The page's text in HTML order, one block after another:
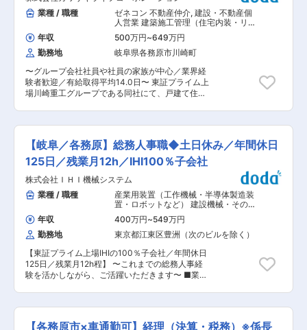
■当社について： 各務原市・美濃加茂市・可児
市・尾張地区を中心に、不動産売買仲介業、現在
は土地分譲をメインに営業展開をしております。
「まずやってみる！」をスローガンに地域密着営
業を展開していき、地域の皆様に必要とされる
「LIXIL不動産ショップ」を目指し日々邁進してい
ます。今後は、不動産を中心に、リフォームや仲
介を広げていきたいと考えており、将来的にはよ
り広い地域のお客様のニーズにお答えするため、
うな仕様が適切か」を判断・提案していただきま
す。 ■働く魅力・やりがい ・幅広い業界から常
に新しい相談があり、毎回異なるテーマの自動化
案件に挑戦できます！ ・自社で設計〜製作まで完
結できるため、自分の提案が実際の装置として形
になるプロセスを間近で見られます。 ・営業未経
験からでも、技術のわかる営業として顧客・社内
双方から頼られる存在になれます。 ・年収600〜
700万円想定、残業は月20時間程度と、収入と働
きやすさのバランスも取りやすい環境です。 ■営
かした技術的な打合せが中心です。 ・設計・製作
部門と連携しながら業務を進めます。 ・既存社員
が担っている業務の一部を引き継ぎ、支えていた
だくポジションです。 ※客先訪問、出張あり ■当
社の魅力： FA機器.comは、国内最大級規模のFA
機器専門通販サイトです。 余剰在庫など倉庫で眠
っているFA機器を買い取って、可能な限り再利用
することを目指しています。メイン事業である
「装置屋」の技術を生かした検査を実施すること
で、安心／安価なリユース品を提供。在庫数は7
万点以上、未使用品や生産終了品も多数そろえて
おります。 ■当社について： 当社は、未来の産
業を支える産業機械メーカーです。企画からメン
通貫でサポート。豊富な知見と実績で、自動化・
省力化に関するお客様の悩みを解決します。 変更
業種 / 職種
ゼネコン 不動産仲介, 建設・不動産個
人営業 建築施工管理（住宅内装・リフ
ォーム・インテリア）
年収 500万円~649万円
勤務地
岐阜県各務原市川崎町
〜グループ会社社員や社員の家族が中心／業界経
験者歓迎／有給取得平均14.0日〜 東証プライム上
場川崎重工グループである同社にて、戸建て住宅
繕工事をお任せします。 基本的には、社員もしく
は社員からの紹介による、戸建てのリフォーム・
リノベーションが中心です。 ※一部、新築や戸建
て住宅以外（低層住宅など）をお任せすることも
あります ■営業の流れ： 川崎重工グループの社
員もしくは社員のご家族・お知り合いの方をお客
様として担当することが多いです。 ※一部、グル
ープ外の一般のお客様もご担当いただきます グル
ープ会社の看板・知人の方からのご紹介というこ
ともあり、お客様に安心頂き案件をお預かりする
ことも多いです。 テレアポや飛び込み営業等は一
切ございません。 担当エリアはお客様によります
が、岐阜周辺を想定しており、遠方での案件はほ
ぼありません。 ・お問い合わせのお客様に、住ま
いのお悩みや要望をヒアリング ・現地調査を行
い、ニーズに合ったリフォームプラン・見積を作
合いが一部発生します ■働き方： ・年休125日
【岐阜／各務原】総務人事職◆土日休み／年間休日
125日／残業月12h／IHI100％子会社
株式会社ＩＨＩ機械システム
業種 / 職種
産業用装置（工作機械・半導体製造装
置・ロボットなど） 建設機械・その他
輸送機器
総務 人事（採用・教育）
年収 400万円~549万円
勤務地
東京都江東区豊洲（次のビルを除く）
【東証プライム上場IHIの100％子会社／年間休日
125日／残業月12h程】 〜これまでの総務人事経
験を活かしながら、ご活躍いただきます〜 ■業務
国内トップシェアである当社の総務人事職で、下
記の業務をローテーションして学んでいただきま
【各務原市×車通勤可】経理（決算・税務）※係長